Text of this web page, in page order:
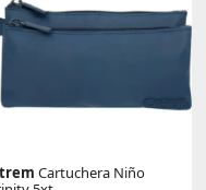
Cartuchera Niño